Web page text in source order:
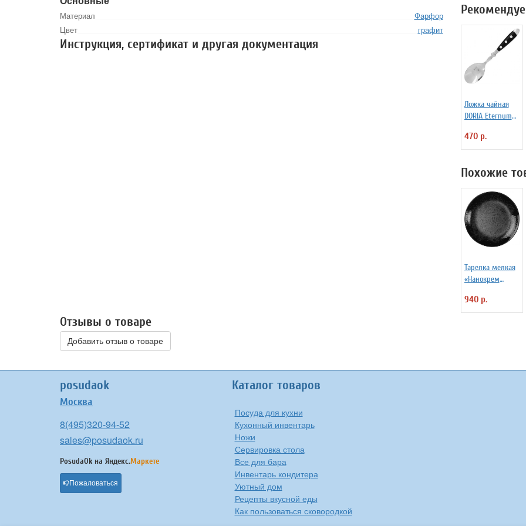
Материал
Фарфор
Цвет
графит
Инструкция, сертификат и другая документация
Ложка чайная
DORIA Eternum
470 р.
Похожие
Тарелка мелкая
«Нанокрем
Kutahya 3014428
940 р.
Отзывы о товаре
Добавить отзыв о товаре
posudaok
Москва
8(495)320-94-52
sales@posudaok.ru
PosudaOk на Яндекс.Маркете
Пожаловаться
Каталог товаров
Посуда для кухни
Кухонный инвентарь
Ножи
Сервировка стола
Все для бара
Инвентарь кондитера
Уютный дом
Рецепты вкусной еды
Как пользоваться сковородкой